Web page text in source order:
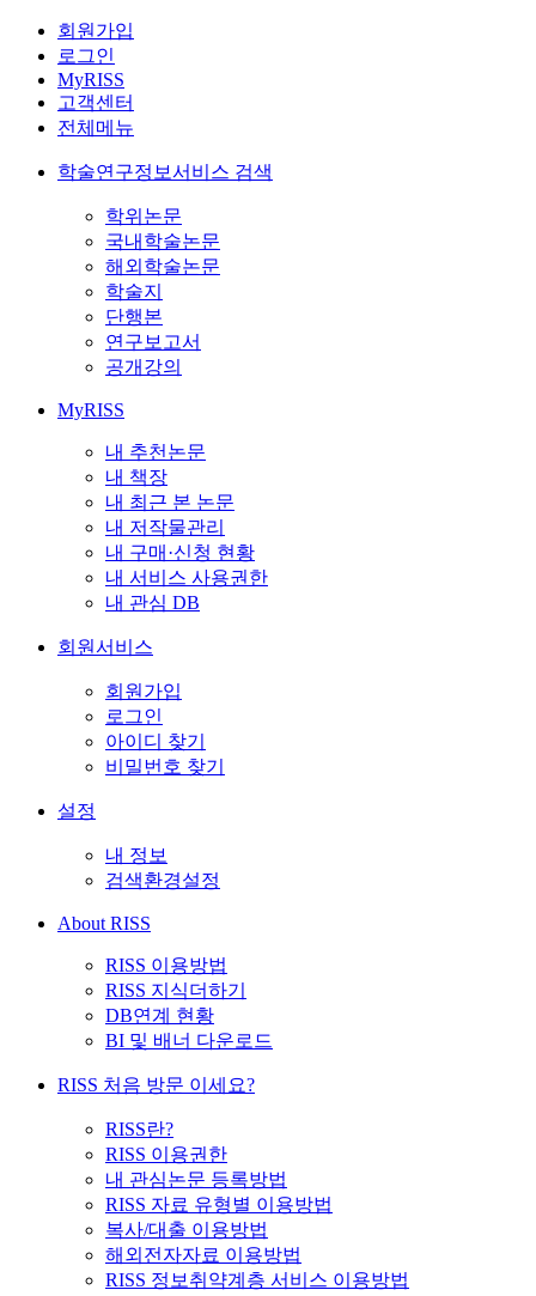
회원가입
로그인
MyRISS
고객센터
전체메뉴
학술연구정보서비스 검색
학위논문
국내학술논문
해외학술논문
학술지
단행본
연구보고서
공개강의
MyRISS
내 추천논문
내 책장
내 최근 본 논문
내 저작물관리
내 구매·신청 현황
내 서비스 사용권한
내 관심 DB
회원서비스
회원가입
로그인
아이디 찾기
비밀번호 찾기
설정
내 정보
검색환경설정
About RISS
RISS 이용방법
RISS 지식더하기
DB연계 현황
BI 및 배너 다운로드
RISS 처음 방문 이세요?
RISS란?
RISS 이용권한
내 관심논문 등록방법
RISS 자료 유형별 이용방법
복사/대출 이용방법
해외전자자료 이용방법
RISS 정보취약계층 서비스 이용방법